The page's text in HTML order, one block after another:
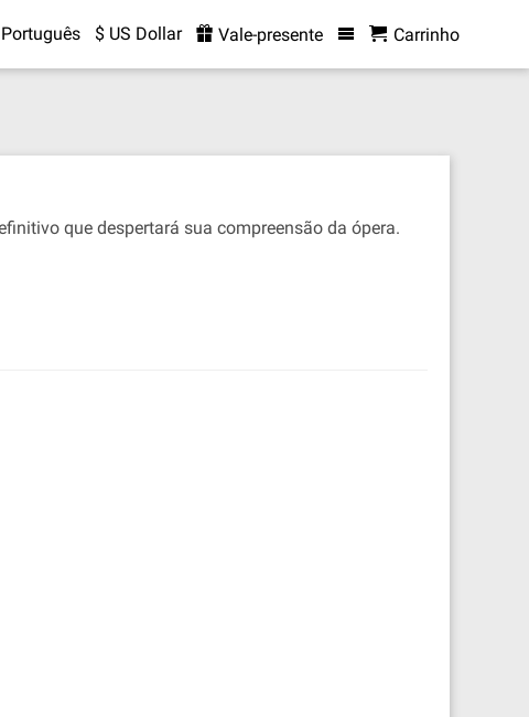
Português $ US Dollar Vale-presente Carrinho
que despertará sua compreensão da ópera.